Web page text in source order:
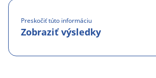
Preskočiť túto informáciu
Zobraziť výsledky